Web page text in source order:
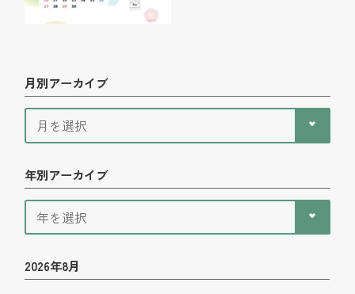
月別アーカイブ
年別アーカイブ
2026年8月